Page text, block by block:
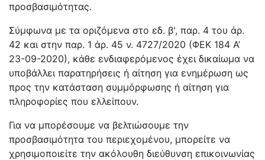
προσβασιμότητας.
Σύμφωνα με τα οριζόμενα στο εδ. β', παρ. 4 του άρ.
42 και στην παρ. 1 άρ. 45 ν. 4727/2020 (ΦΕΚ 184 Α’
23-09-2020), κάθε ενδιαφερόμενος έχει δικαίωμα να
υποβάλλει παρατηρήσεις ή αίτηση για ενημέρωση ως
προς την κατάσταση συμμόρφωσης ή αίτηση για
πληροφορίες που ελλείπουν.
Για να μπορέσουμε να βελτιώσουμε την
προσβασιμότητα του περιεχομένου, μπορείτε να
χρησιμοποιείτε την ακόλουθη διεύθυνση επικοινωνίας